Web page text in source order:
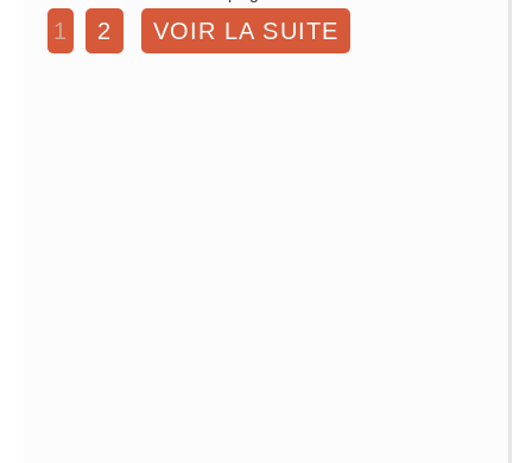
1 2 VOIR LA SUITE